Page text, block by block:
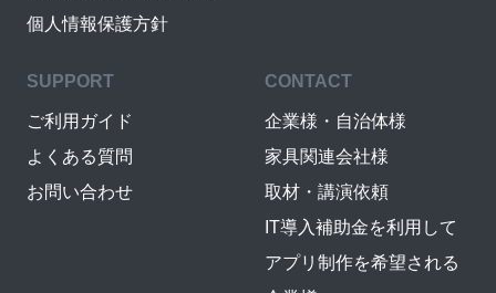
個人情報保護方針
SUPPORT
ご利用ガイド
よくある質問
お問い合わせ
CONTACT
企業様・自治体様
家具関連会社様
取材・講演依頼
IT導入補助金を利用して
アプリ制作を希望される